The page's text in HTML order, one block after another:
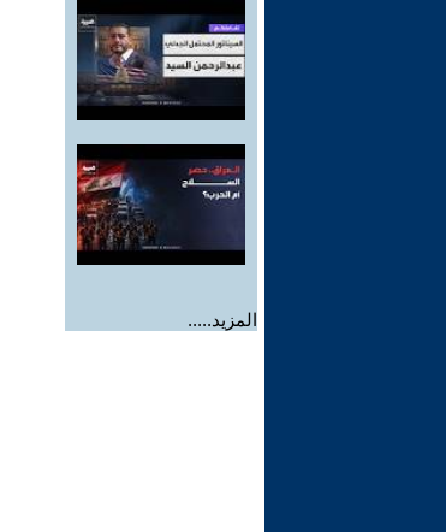
المزيد.....